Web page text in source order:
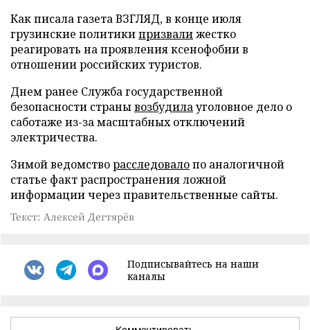
Как писала газета ВЗГЛЯД, в конце июля
грузинские политикипризвалижестко
реагировать на проявления ксенофобии в
отношении российских туристов.
Днем ранее Служба государственной
безопасности странывозбудилауголовное дело о
саботаже из-за масштабных отключений
электричества.
Зимой ведомстворасследовалопо аналогичной
статье факт распространения ложной
информации через правительственные сайты.
Текст: Алексей Дегтярёв
Подписывайтесь на наши
каналы